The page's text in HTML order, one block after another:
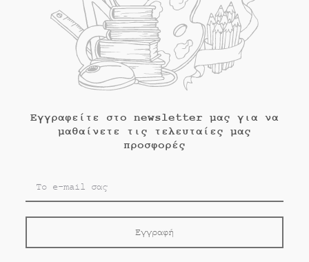
Εγγραφείτε στο newsletter μας για να
μαθαίνετε τις τελευταίες μας
προσφορές